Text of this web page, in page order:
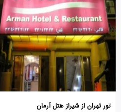
تور تهران از شیراز هتل آرمان